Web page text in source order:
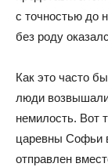
с точностью до
без роду
Как это часто
люди
немилость. Вот
царевны Софьи
отправлен